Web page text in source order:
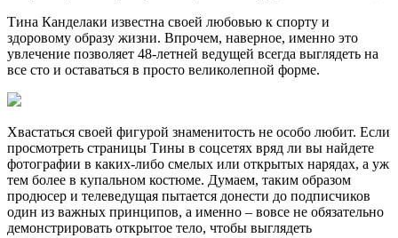
Тина Канделаки известна своей любовью к спорту и
здоровому образу жизни. Впрочем, наверное, именно это
увлечение позволяет 48-летней ведущей всегда выглядеть на
все сто и оставаться в просто великолепной форме.
Хвастаться своей фигурой знаменитость не особо любит. Если
просмотреть страницы Тины в соцсетях вряд ли вы найдете
фотографии в каких-либо смелых или открытых нарядах, а уж
тем более в купальном костюме. Думаем, таким образом
продюсер и телеведущая пытается донести до подписчиков
один из важных принципов, а именно – вовсе не обязательно
демонстрировать открытое тело, чтобы выглядеть